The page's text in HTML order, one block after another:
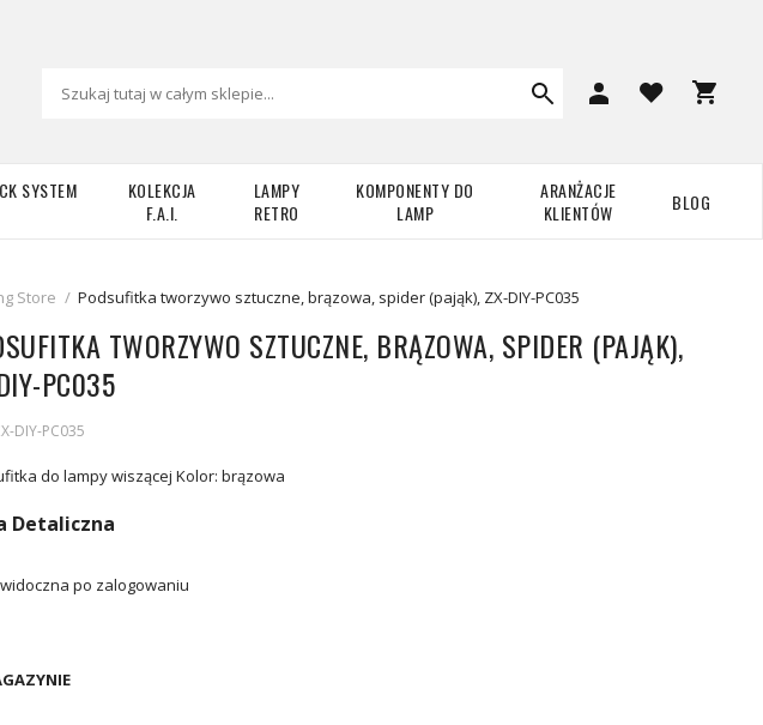
SYSTEM
KOLEKCJA
F.A.I.
LAMPY
RETRO
KOMPONENTY DO
LAMP
ARANŻACJE
KLIENTÓW
BLOG
Store / Podsufitka tworzywo sztuczne, brązowa, spider (pająk), ZX-DIY-PC035
TWORZYWO SZTUCZNE, BRĄZOWA, SPIDER (PAJĄK),
PC035
DIY-PC035
do lampy wiszącej Kolor: brązowa
Detaliczna
po zalogowaniu